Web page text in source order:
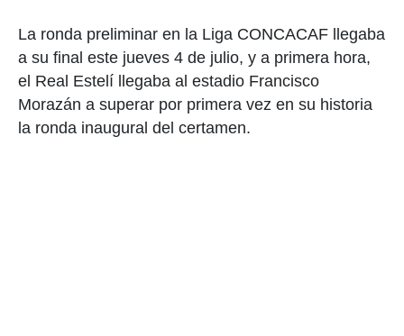
La ronda preliminar en la Liga CONCACAF llegaba
a su final este jueves 4 de julio, y a primera hora,
el Real Estelí llegaba al estadio Francisco
Morazán a superar por primera vez en su historia
la ronda inaugural del certamen.